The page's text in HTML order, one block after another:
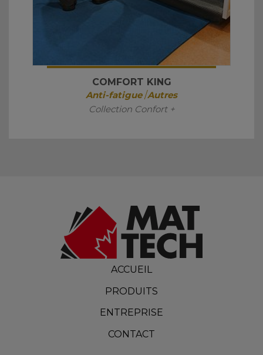
COMFORT KING
Anti-fatigue /Autres
Collection Confort +
ACCUEIL
PRODUITS
ENTREPRISE
CONTACT